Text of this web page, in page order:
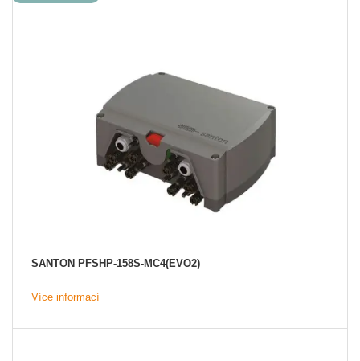
Zapomenuté heslo
SANTON PFSHP-158S-MC4(EVO2)
Více informací